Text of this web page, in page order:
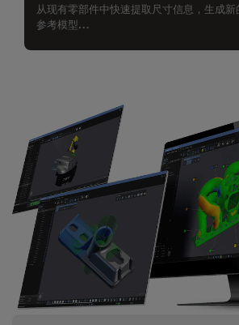
从现有零部件中快速提取尺寸信息，生成新
参考模型